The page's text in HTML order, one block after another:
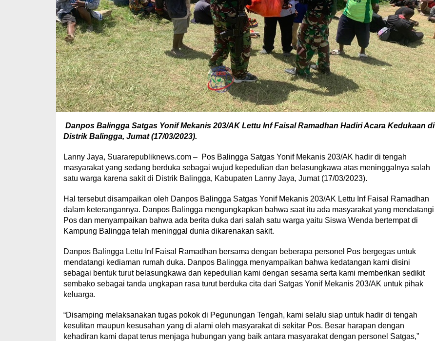
Danpos Balingga Satgas Yonif Mekanis 203/AK Lettu Inf Faisal Ramadhan Hadiri Acara Kedukaan di
Distrik Balingga, Jumat (17/03/2023).
Lanny Jaya, Suararepubliknews.com – Pos Balingga Satgas Yonif Mekanis 203/AK hadir di tengah
masyarakat yang sedang berduka sebagai wujud kepedulian dan belasungkawa atas meninggalnya salah
satu warga karena sakit di Distrik Balingga, Kabupaten Lanny Jaya, Jumat (17/03/2023).
Hal tersebut disampaikan oleh Danpos Balingga Satgas Yonif Mekanis 203/AK Lettu Inf Faisal Ramadhan
dalam keterangannya. Danpos Balingga mengungkapkan bahwa saat itu ada masyarakat yang mendatangi
Pos dan menyampaikan bahwa ada berita duka dari salah satu warga yaitu Siswa Wenda bertempat di
Kampung Balingga telah meninggal dunia dikarenakan sakit.
Danpos Balingga Lettu Inf Faisal Ramadhan bersama dengan beberapa personel Pos bergegas untuk
mendatangi kediaman rumah duka. Danpos Balingga menyampaikan bahwa kedatangan kami disini
sebagai bentuk turut belasungkawa dan kepedulian kami dengan sesama serta kami memberikan sedikit
sembako sebagai tanda ungkapan rasa turut berduka cita dari Satgas Yonif Mekanis 203/AK untuk pihak
keluarga.
“Disamping melaksanakan tugas pokok di Pegunungan Tengah, kami selalu siap untuk hadir di tengah
kesulitan maupun kesusahan yang di alami oleh masyarakat di sekitar Pos. Besar harapan dengan
kehadiran kami dapat terus menjaga hubungan yang baik antara masyarakat dengan personel Satgas,”